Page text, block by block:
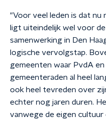
"Voor veel leden is dat nu
ligt uiteindelijk wel voor
samenwerking in Den
logische vervolgstap.
gemeenten waar PvdA
gemeenteraden al heel
ook heel tevreden over
echter nog jaren duren.
vanwege de eigen cultuur